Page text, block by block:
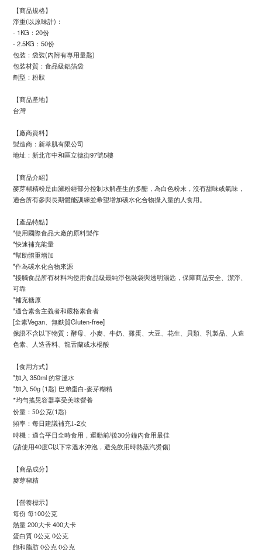
【商品規格】
淨重(以原味計)：
- 1KG：20份
- 2.5KG：50份
包裝：袋裝(內附有專用量匙)
包裝材質：食品級鋁箔袋
劑型：粉狀
【商品產地】
台灣
【廠商資料】
製造商：新萃肌有限公司
地址：新北市中和區立德街97號5樓
【商品介紹】
麥芽糊精粉是由澱粉經部分控制水解產生的多醣，為白色粉末，沒有甜味或氣味，
適合所有參與長期體能訓練並希望增加碳水化合物攝入量的人食用。
【產品特點】
*使用國際食品大廠的原料製作
*快速補充能量
*幫助體重增加
*作為碳水化合物來源
*接觸食品所有材料均使用食品級最純淨包裝袋與透明湯匙，保障商品安全、潔淨、
可靠
*補充糖原
*適合素食主義者和嚴格素食者
[全素Vegan、無麩質Gluten-free]
保證不含以下物質：酵母、小麥、牛奶、雞蛋、大豆、花生、貝類、乳製品、人造
色素、人造香料、龍舌蘭或水楊酸
【食用方式】
*加入 350ml 的常溫水
*加入 50g (1匙) 巴弟蛋白-麥芽糊精
*均勻搖晃容器享受美味營養
份量：50公克(1匙)
頻率：每日建議補充1-2次
時機：適合平日全時食用，運動前/後30分鐘內食用最佳
(請使用40度C以下常溫水沖泡，避免飲用時熱蒸汽燙傷)
【商品成分】
麥芽糊精
【營養標示】
每份 每100公克
熱量 200大卡 400大卡
蛋白質 0公克 0公克
飽和脂肪 0公克 0公克